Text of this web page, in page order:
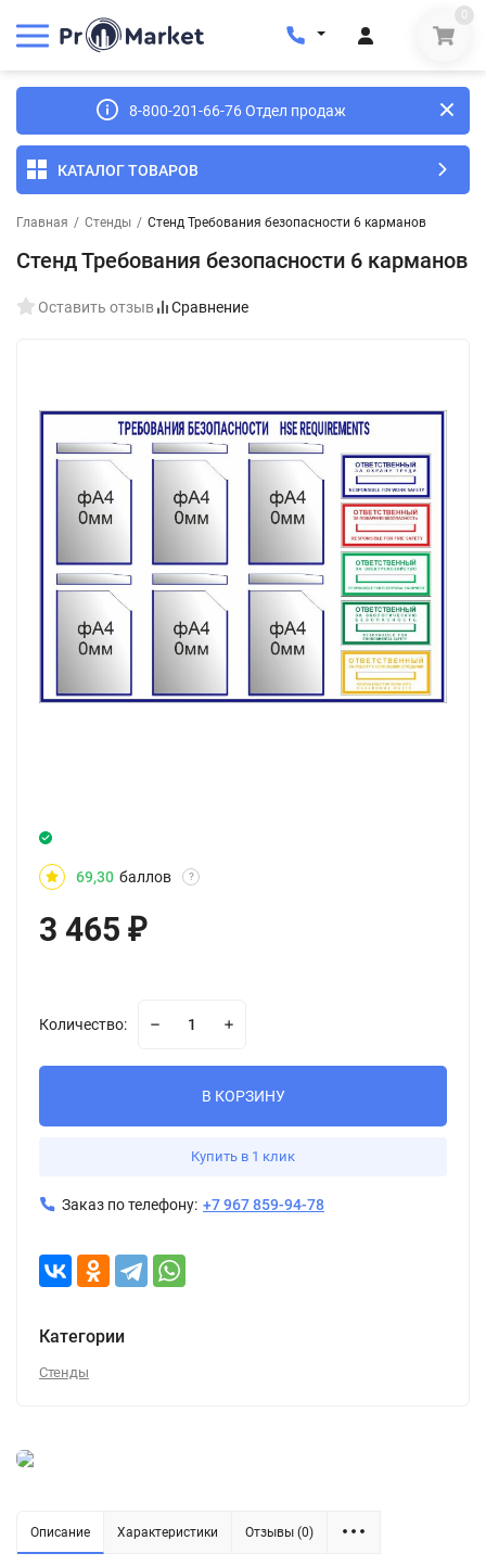
0
8-800-201-66-76 Отдел продаж
КАТАЛОГ ТОВАРОВ
Главная / Стенды / Стенд Требования безопасности 6 карманов
Стенд Требования безопасности 6 карманов
Оставить отзыв Сравнение
69,30 баллов ?
3 465 ₽
Количество:
В КОРЗИНУ
Купить в 1 клик
Заказ по телефону: +7 967 859-94-78
Категории
Стенды
Описание Характеристики Отзывы (0)